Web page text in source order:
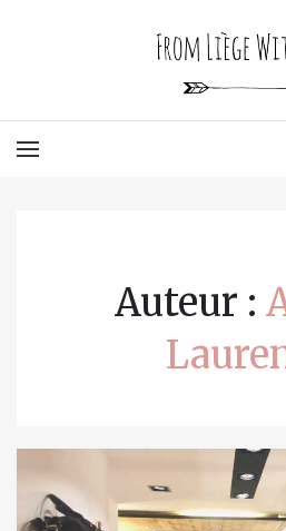
Auteur :